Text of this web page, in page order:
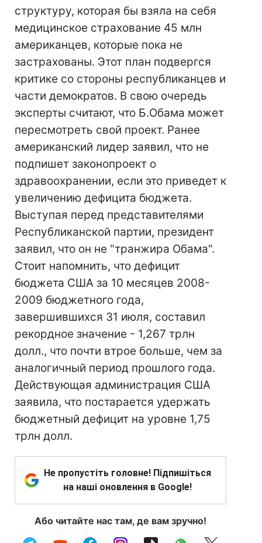
структуру, которая бы взяла на себя
медицинское страхование 45 млн
американцев, которые пока не
застрахованы. Этот план подвергся
критике со стороны республиканцев и
части демократов. В свою очередь
эксперты считают, что Б.Обама может
пересмотреть свой проект. Ранее
американский лидер заявил, что не
подпишет законопроект о
здравоохранении, если это приведет к
увеличению дефицита бюджета.
Выступая перед представителями
Республиканской партии, президент
заявил, что он не "транжира Обама".
Стоит напомнить, что дефицит
бюджета США за 10 месяцев 2008-
2009 бюджетного года,
завершившихся 31 июля, составил
рекордное значение - 1,267 трлн
долл., что почти втрое больше, чем за
аналогичный период прошлого года.
Действующая администрация США
заявила, что постарается удержать
бюджетный дефицит на уровне 1,75
трлн долл.
Не пропустіть головне! Підпишіться
на наші оновлення в Google!
Або читайте нас там, де вам зручно!